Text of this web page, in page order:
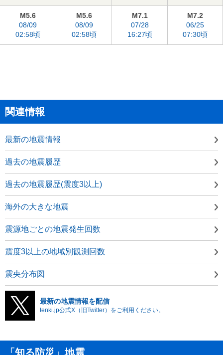
M5.6
08/09
02:58頃
M5.6
08/09
02:58頃
M7.1
07/28
16:27頃
M7.2
06/25
07:30頃
関連情報
最新の地震情報
過去の地震履歴
過去の地震履歴(震度3以上)
海外の大きな地震
震源地ごとの地震発生回数
震度3以上の地域別観測回数
震央分布図
最新の地震情報を配信
tenki.jp公式X（旧Twitter）をご利用ください。
「知る防災」地震